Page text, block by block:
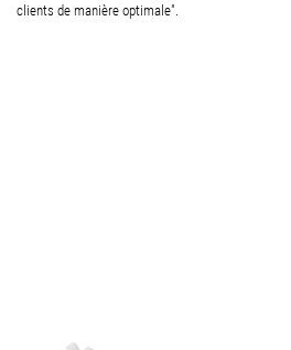
clients de manière optimale".